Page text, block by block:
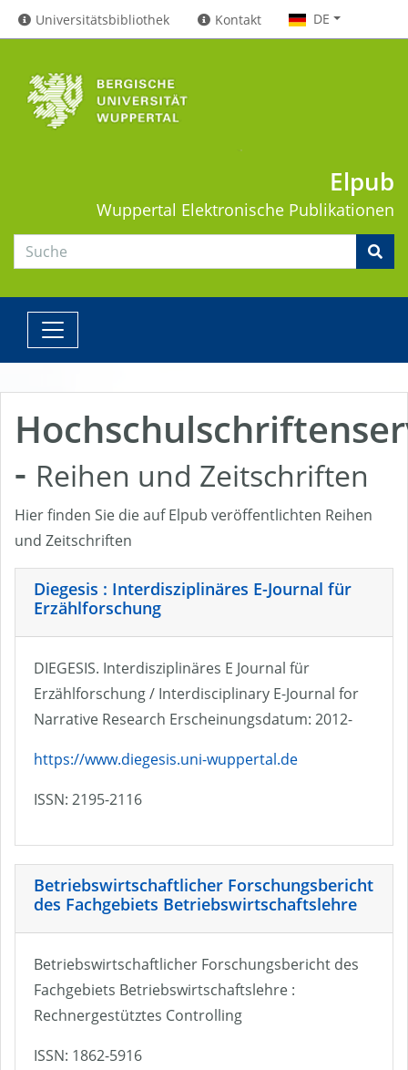
Universitätsbibliothek Kontakt DE
Elpub
Wuppertal Elektronische Publikationen
- Reihen und Zeitschriften
Hier finden Sie die auf Elpub veröffentlichten Reihen
und Zeitschriften
Diegesis : Interdisziplinäres E-Journal für
Erzählforschung
DIEGESIS. Interdisziplinäres E Journal für
Erzählforschung / Interdisciplinary E-Journal for
Narrative Research Erscheinungsdatum: 2012-
https://www.diegesis.uni-wuppertal.de
ISSN: 2195-2116
Betriebswirtschaftlicher Forschungsbericht
des Fachgebiets Betriebswirtschaftslehre
Betriebswirtschaftlicher Forschungsbericht des
Fachgebiets Betriebswirtschaftslehre :
Rechnergestütztes Controlling
ISSN: 1862-5916